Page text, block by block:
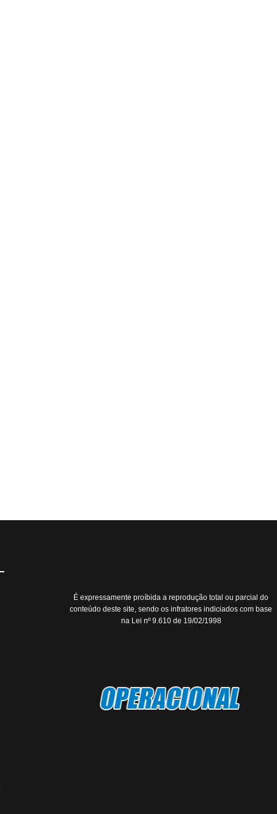
É expressamente proíbida a reprodução total ou parcial do
conteúdo deste site, sendo os infratores indiciados com base
na Lei nº 9.610 de 19/02/1998